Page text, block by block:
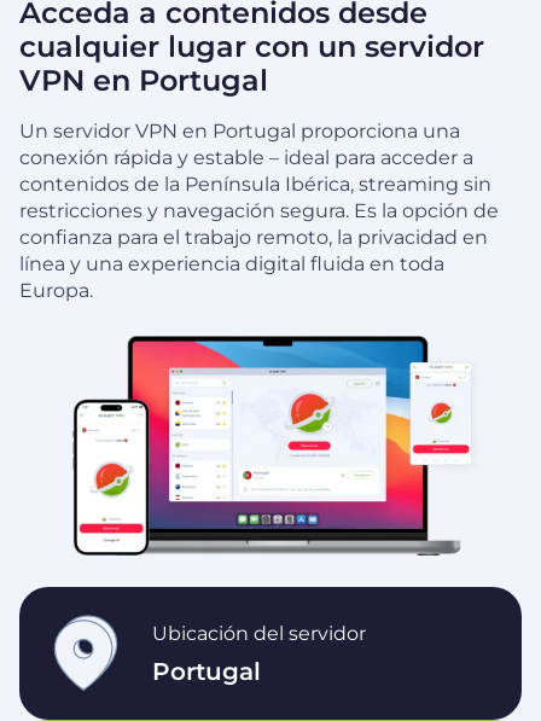
Acceda a contenidos desde
cualquier lugar con un servidor
VPN en Portugal
Un servidor VPN en Portugal proporciona una
conexión rápida y estable – ideal para acceder a
contenidos de la Península Ibérica, streaming sin
restricciones y navegación segura. Es la opción de
confianza para el trabajo remoto, la privacidad en
línea y una experiencia digital fluida en toda
Europa.
Ubicación del servidor
Portugal